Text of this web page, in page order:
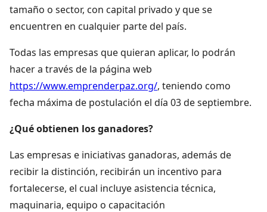
tamaño o sector, con capital privado y que se
encuentren en cualquier parte del país.
Todas las empresas que quieran aplicar, lo podrán
hacer a través de la página web
https://www.emprenderpaz.org/, teniendo como
fecha máxima de postulación el día 03 de septiembre.
¿Qué obtienen los ganadores?
Las empresas e iniciativas ganadoras, además de
recibir la distinción, recibirán un incentivo para
fortalecerse, el cual incluye asistencia técnica,
maquinaria, equipo o capacitación